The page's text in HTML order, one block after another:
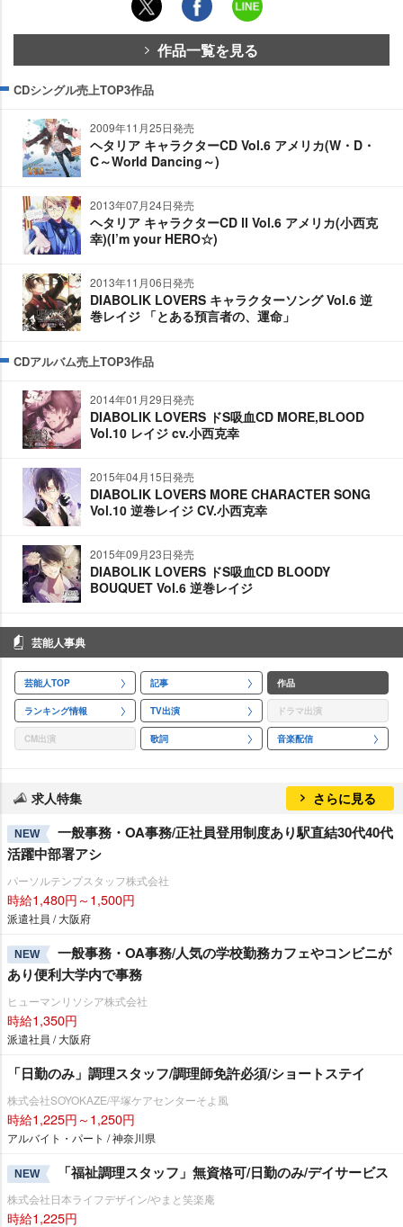
作品一覧を見る
CDシングル売上TOP3作品
2009年11月25日発売
ヘタリア キャラクターCD Vol.6 アメリカ(W・D・
C～World Dancing～)
2013年07月24日発売
ヘタリア キャラクターCD Ⅱ Vol.6 アメリカ(小西克
幸)(I’m your HERO☆)
2013年11月06日発売
DIABOLIK LOVERS キャラクターソング Vol.6 逆
巻レイジ 「とある預言者の、運命」
CDアルバム売上TOP3作品
2014年01月29日発売
DIABOLIK LOVERS ドS吸血CD MORE,BLOOD
Vol.10 レイジ cv.小西克幸
2015年04月15日発売
DIABOLIK LOVERS MORE CHARACTER SONG
Vol.10 逆巻レイジ CV.小西克幸
2015年09月23日発売
DIABOLIK LOVERS ドS吸血CD BLOODY
BOUQUET Vol.6 逆巻レイジ
芸能人事典
芸能人TOP 記事 作品
ランキング情報 TV出演 ドラマ出演
CM出演 歌詞 音楽配信
求人特集 さらに見る
NEW
一般事務・OA事務/正社員登用制度あり駅直結30代40代
活躍中部署アシ
パーソルテンプスタッフ株式会社
時給1,480円～1,500円
派遣社員 / 大阪府
NEW
一般事務・OA事務/人気の学校勤務カフェやコンビニが
あり便利大学内で事務
ヒューマンリソシア株式会社
時給1,350円
派遣社員 / 大阪府
「日勤のみ」調理スタッフ/調理師免許必須/ショートステイ
株式会社SOYOKAZE/平塚ケアセンターそよ風
時給1,225円～1,250円
アルバイト・パート / 神奈川県
NEW 「福祉調理スタッフ」無資格可/日勤のみ/デイサービス
株式会社日本ライフデザイン/やまと笑楽庵
時給1,225円